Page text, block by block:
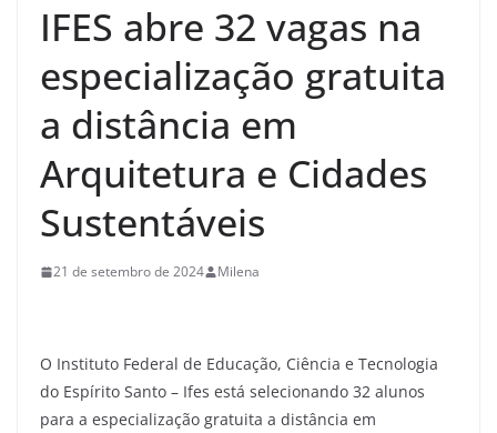
IFES abre 32 vagas na
especialização gratuita
a distância em
Arquitetura e Cidades
Sustentáveis
21 de setembro de 2024 Milena
O Instituto Federal de Educação, Ciência e Tecnologia
do Espírito Santo – Ifes está selecionando 32 alunos
para a especialização gratuita a distância em